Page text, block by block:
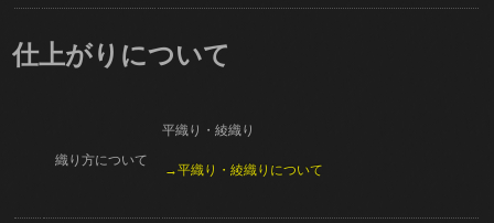
仕上がりについて
織り方について
平織り・綾織り
→平織り・綾織りについて